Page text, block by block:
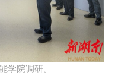
学院调研。